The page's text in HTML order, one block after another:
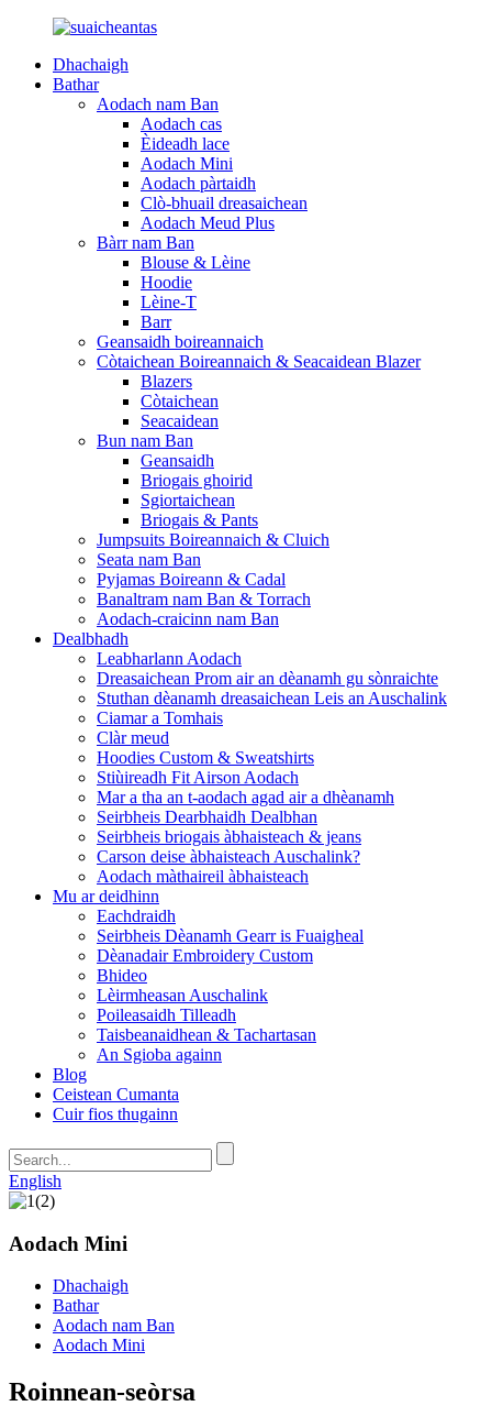
Dhachaigh
Bathar
Aodach nam Ban
Aodach cas
Èideadh lace
Aodach Mini
Aodach pàrtaidh
Clò-bhuail dreasaichean
Aodach Meud Plus
Bàrr nam Ban
Blouse & Lèine
Hoodie
Lèine-T
Barr
Geansaidh boireannaich
Còtaichean Boireannaich & Seacaidean Blazer
Blazers
Còtaichean
Seacaidean
Bun nam Ban
Geansaidh
Briogais ghoirid
Sgiortaichean
Briogais & Pants
Jumpsuits Boireannaich & Cluich
Seata nam Ban
Pyjamas Boireann & Cadal
Banaltram nam Ban & Torrach
Aodach-craicinn nam Ban
Dealbhadh
Leabharlann Aodach
Dreasaichean Prom air an dèanamh gu sònraichte
Stuthan dèanamh dreasaichean Leis an Auschalink
Ciamar a Tomhais
Clàr meud
Hoodies Custom & Sweatshirts
Stiùireadh Fit Airson Aodach
Mar a tha an t-aodach agad air a dhèanamh
Seirbheis Dearbhaidh Dealbhan
Seirbheis briogais àbhaisteach & jeans
Carson deise àbhaisteach Auschalink?
Aodach màthaireil àbhaisteach
Mu ar deidhinn
Eachdraidh
Seirbheis Dèanamh Gearr is Fuaigheal
Dèanadair Embroidery Custom
Bhideo
Lèirmheasan Auschalink
Poileasaidh Tilleadh
Taisbeanaidhean & Tachartasan
An Sgioba againn
Blog
Ceistean Cumanta
Cuir fios thugainn
English
Aodach Mini
Dhachaigh
Bathar
Aodach nam Ban
Aodach Mini
Roinnean-seòrsa